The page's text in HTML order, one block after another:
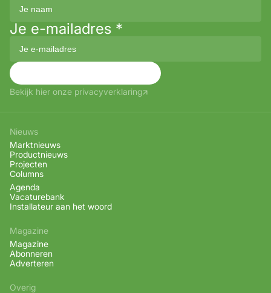
Je e-mailadres *
Bekijk hier onze privacyverklaring
Nieuws
Marktnieuws
Productnieuws
Projecten
Columns
Agenda
Vacaturebank
Installateur aan het woord
Magazine
Magazine
Abonneren
Adverteren
Overig